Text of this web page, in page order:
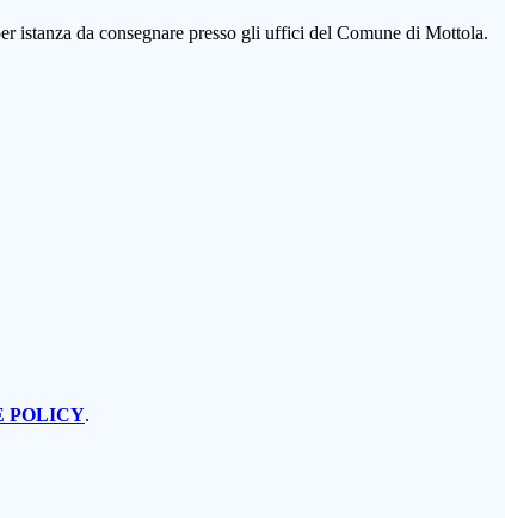
istanza da consegnare presso gli uffici del Comune di Mottola.
POLICY.